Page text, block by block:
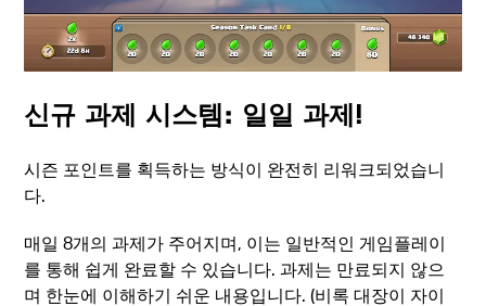
신규 과제 시스템: 일일 과제!
시즌 포인트를 획득하는 방식이 완전히 리워크되었습니
다.
매일 8개의 과제가 주어지며, 이는 일반적인 게임플레이
를 통해 쉽게 완료할 수 있습니다. 과제는 만료되지 않으
며 한눈에 이해하기 쉬운 내용입니다. (비록 대장이 자이